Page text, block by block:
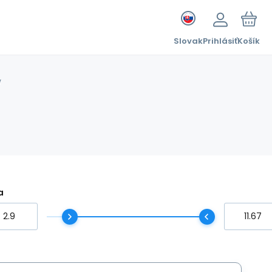
SlovakPrihlásiťKošík